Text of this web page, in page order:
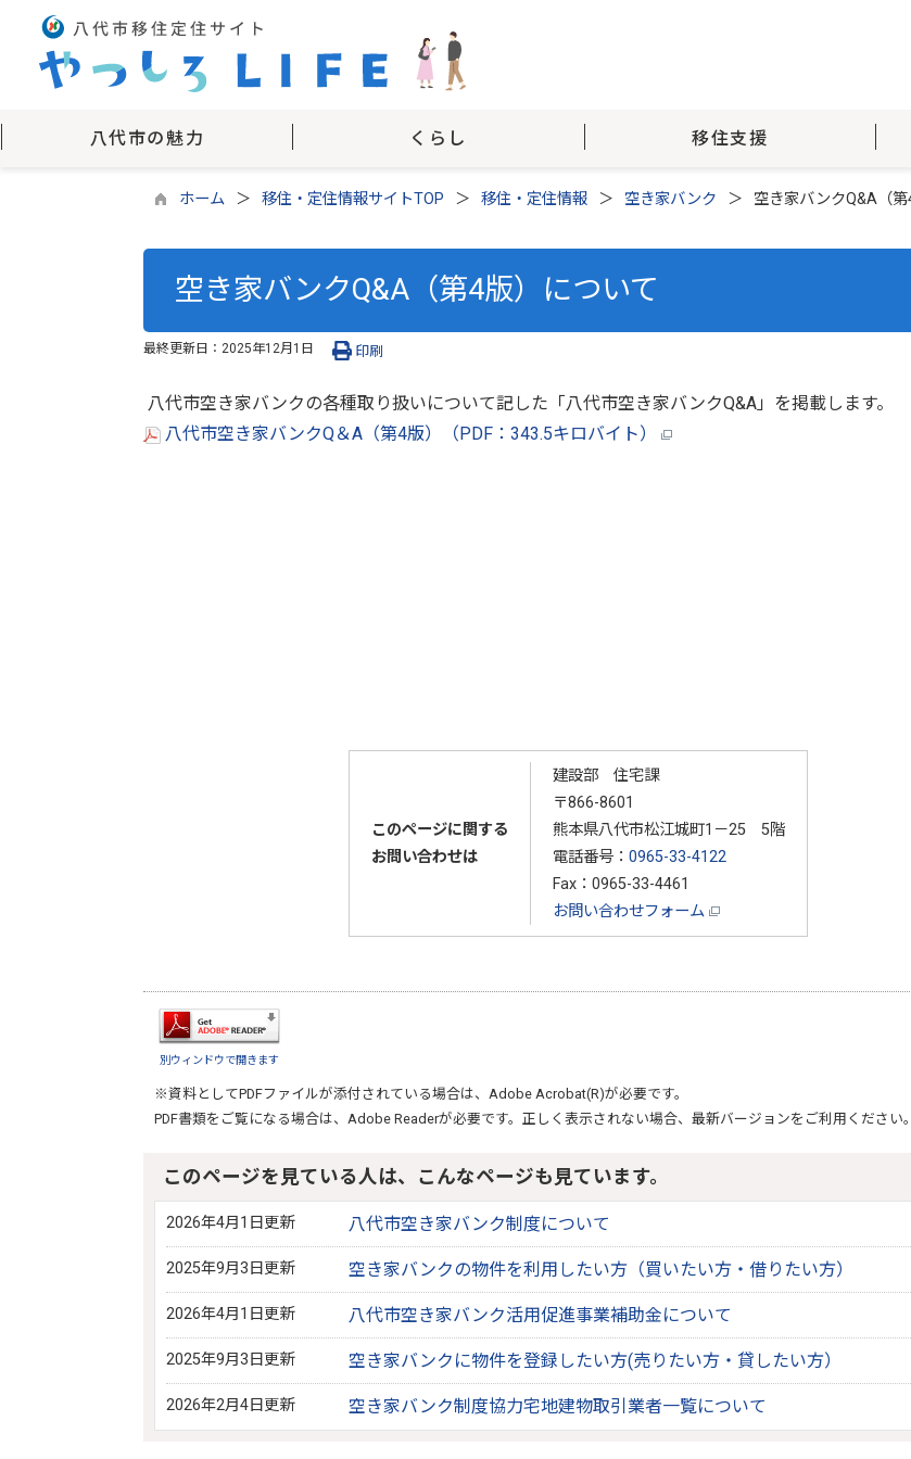
八代市の魅力 くらし 移住支援
ホーム 移住・定住情報サイトTOP 移住・定住情報 空き家バンク 空き家バンクQ&A（
空き家バンクQ&A（第4版）について
最終更新日： 2025年12月1日 印刷
八代市空き家バンクの各種取り扱いについて記した「八代市空き家バンクQ&A」を掲載します。
八代市空き家バンクQ＆A（第4版）（PDF：343.5キロバイト）
このページに関する
お問い合わせは
建設部 住宅課
〒866-8601
熊本県八代市松江城町1－25 5階
電話番号： 0965-33-4122
Fax：0965-33-4461
お問い合わせフォーム
別ウィンドウで開きます
※資料としてPDFファイルが添付されている場合は、 Adobe Acrobat(R)が必要です。
PDF書類をご覧になる場合は、 Adobe Readerが必要です。正しく表示されない場合、最新バージョンをご利用ください。
このページを見ている人は、こんなページも見ています。
2026年4月1日更新 八代市空き家バンク制度について
2025年9月3日更新 空き家バンクの物件を利用したい方（買いたい方・借りたい方）
2026年4月1日更新 八代市空き家バンク活用促進事業補助金について
2025年9月3日更新 空き家バンクに物件を登録したい方(売りたい方・貸したい方）
2026年2月4日更新 空き家バンク制度協力宅地建物取引業者一覧について